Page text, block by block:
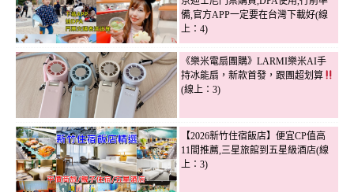
備,官方APP一定要在台灣下載好(線
上：4)
《樂米電扇團購》LARMI樂米AI手
持冰能扇，新款首發，跟團超划算
(線上：3)
【2026新竹住宿飯店】便宜CP值高
11間推薦,三星旅館到五星級酒店(線
上：3)